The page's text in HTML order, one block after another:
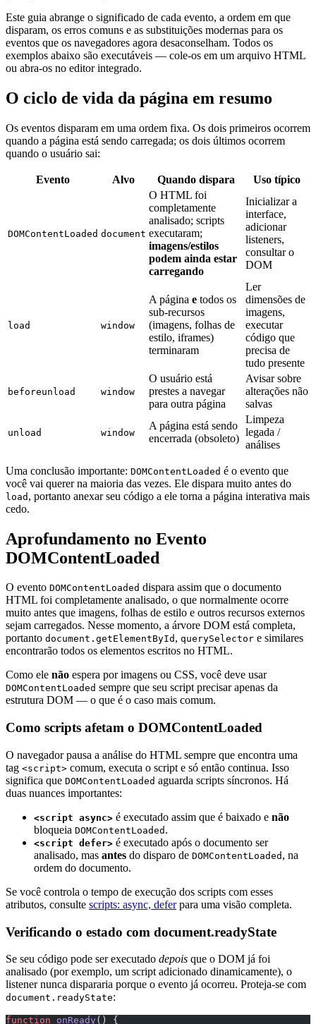
Este guia abrange o significado de cada evento, a ordem em que
disparam, os erros comuns e as substituições modernas para os
eventos que os navegadores agora desaconselham. Todos os
exemplos abaixo são executáveis — cole-os em um arquivo HTML
ou abra-os no editor integrado.
O ciclo de vida da página em resumo
Os eventos disparam em uma ordem fixa. Os dois primeiros ocorrem
quando a página está sendo carregada; os dois últimos ocorrem
quando o usuário sai:
Evento Alvo Quando dispara Uso típico
DOMContentLoaded document
O HTML foi
completamente
analisado; scripts
executaram;
imagens/estilos
podem ainda estar
carregando
Inicializar a
interface,
adicionar
listeners,
consultar o
DOM
load window
A página e todos os
sub-recursos
(imagens, folhas de
estilo, iframes)
terminaram
Ler
dimensões de
imagens,
executar
código que
precisa de
tudo presente
beforeunload window
O usuário está
prestes a navegar
para outra página
Avisar sobre
alterações não
salvas
unload window
A página está sendo
encerrada (obsoleto)
Limpeza
legada /
análises
Uma conclusão importante: DOMContentLoaded é o evento que
você vai querer na maioria das vezes. Ele dispara muito antes do
load , portanto anexar seu código a ele torna a página interativa mais
cedo.
Aprofundamento no Evento
DOMContentLoaded
O evento DOMContentLoaded dispara assim que o documento
HTML foi completamente analisado, o que normalmente ocorre
muito antes que imagens, folhas de estilo e outros recursos externos
sejam carregados. Nesse momento, a árvore DOM está completa,
portanto document.getElementById , querySelector e similares
encontrarão todos os elementos escritos no HTML.
Como ele não espera por imagens ou CSS, você deve usar
DOMContentLoaded sempre que seu script precisar apenas da
estrutura DOM — o que é o caso mais comum.
Como scripts afetam o DOMContentLoaded
O navegador pausa a análise do HTML sempre que encontra uma
tag <script> comum, executa o script e só então continua. Isso
significa que DOMContentLoaded aguarda scripts síncronos. Há
duas nuances importantes:
<script async> é executado assim que é baixado e não
bloqueia DOMContentLoaded .
<script defer> é executado após o documento ser
analisado, mas antes do disparo de DOMContentLoaded , na
ordem do documento.
Se você controla o tempo de execução dos scripts com esses
atributos, consulte scripts: async, deferpara uma visão completa.
Verificando o estado com document.readyState
Se seu código pode ser executado depois que o DOM já foi
analisado (por exemplo, um script adicionado dinamicamente), o
listener nunca dispararia porque o evento já ocorreu. Proteja-se com
document.readyState:
function onReady() {